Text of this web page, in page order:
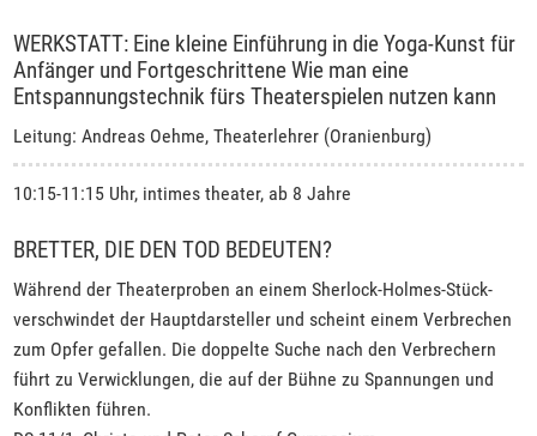
WERKSTATT: Eine kleine Einführung in die Yoga-Kunst für
Anfänger und Fortgeschrittene Wie man eine
Entspannungstechnik fürs Theaterspielen nutzen kann
Leitung: Andreas Oehme, Theaterlehrer (Oranienburg)
10:15-11:15 Uhr, intimes theater, ab 8 Jahre
BRETTER, DIE DEN TOD BEDEUTEN?
Während der Theaterproben an einem Sherlock-Holmes-Stück-
verschwindet der Hauptdarsteller und scheint einem Verbrechen
zum Opfer gefallen. Die doppelte Suche nach den Verbrechern
führt zu Verwicklungen, die auf der Bühne zu Spannungen und
Konflikten führen.